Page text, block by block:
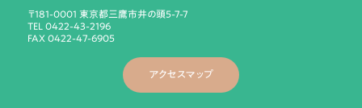
〒181-0001 東京都三鷹市井の頭5-7-7
TEL 0422-43-2196
FAX 0422-47-6905
アクセスマップ